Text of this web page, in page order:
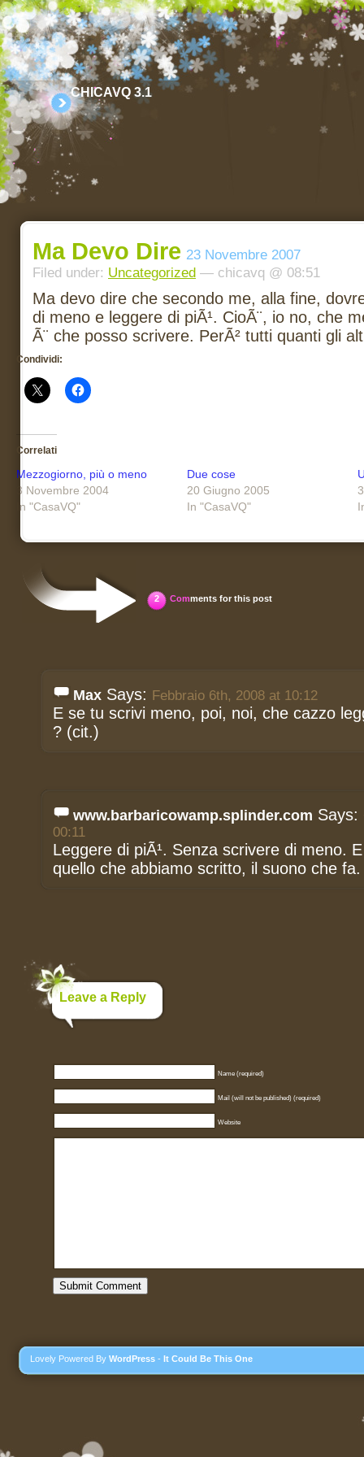
CHICAVQ 3.1
Ma Devo Dire 23 Novembre 2007
Filed under: Uncategorized — chicavq @ 08:51
Ma devo dire che secondo me, alla fine,
di meno e leggere di piÃ¹. CioÃ¨, io no, che
Ã¨ che posso scrivere. PerÃ² tutti quanti gli
Condividi:
Correlati
Mezzogiorno, più o meno
3 Novembre 2004
In "CasaVQ"
Due cose
20 Giugno 2005
In "CasaVQ"
2 Comments for this post
Max Says: Febbraio 6th, 2008 at 10:12
E se tu scrivi meno, poi, noi, che cazzo
? (cit.)
www.barbaricowamp.splinder.com Says:
00:11
Leggere di piÃ¹. Senza scrivere di meno.
quello che abbiamo scritto, il suono che
Leave a Reply
Name (required)
Mail (will not be published) (required)
Website
Lovely Powered By WordPress - It Could Be This One